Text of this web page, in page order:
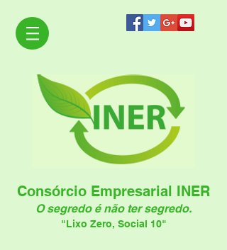
Consórcio Empresarial INER
O segredo é não ter segredo.
"Lixo Zero, Social 10"